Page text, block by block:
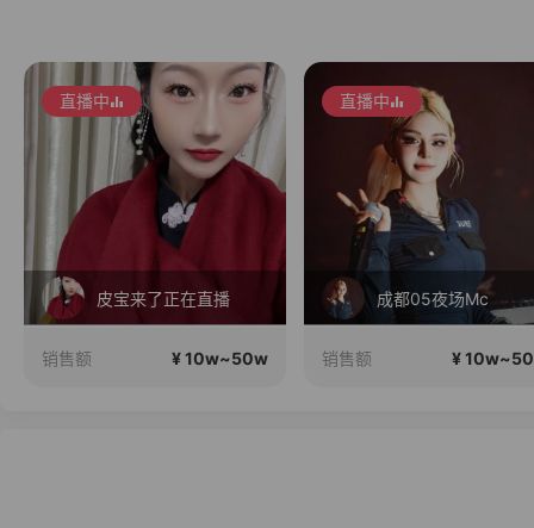
直播中
皮宝来了正在直播
销售额 ¥ 10w~50w
直播中
成都05夜场Mc
销售额 ¥